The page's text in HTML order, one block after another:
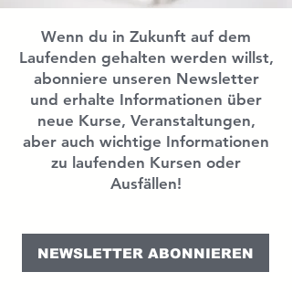
Wenn du in Zukunft auf dem
Laufenden gehalten werden willst,
abonniere unseren Newsletter
und erhalte Informationen über
neue Kurse, Veranstaltungen,
aber auch wichtige Informationen
zu laufenden Kursen oder
Ausfällen!
NEWSLETTER ABONNIEREN